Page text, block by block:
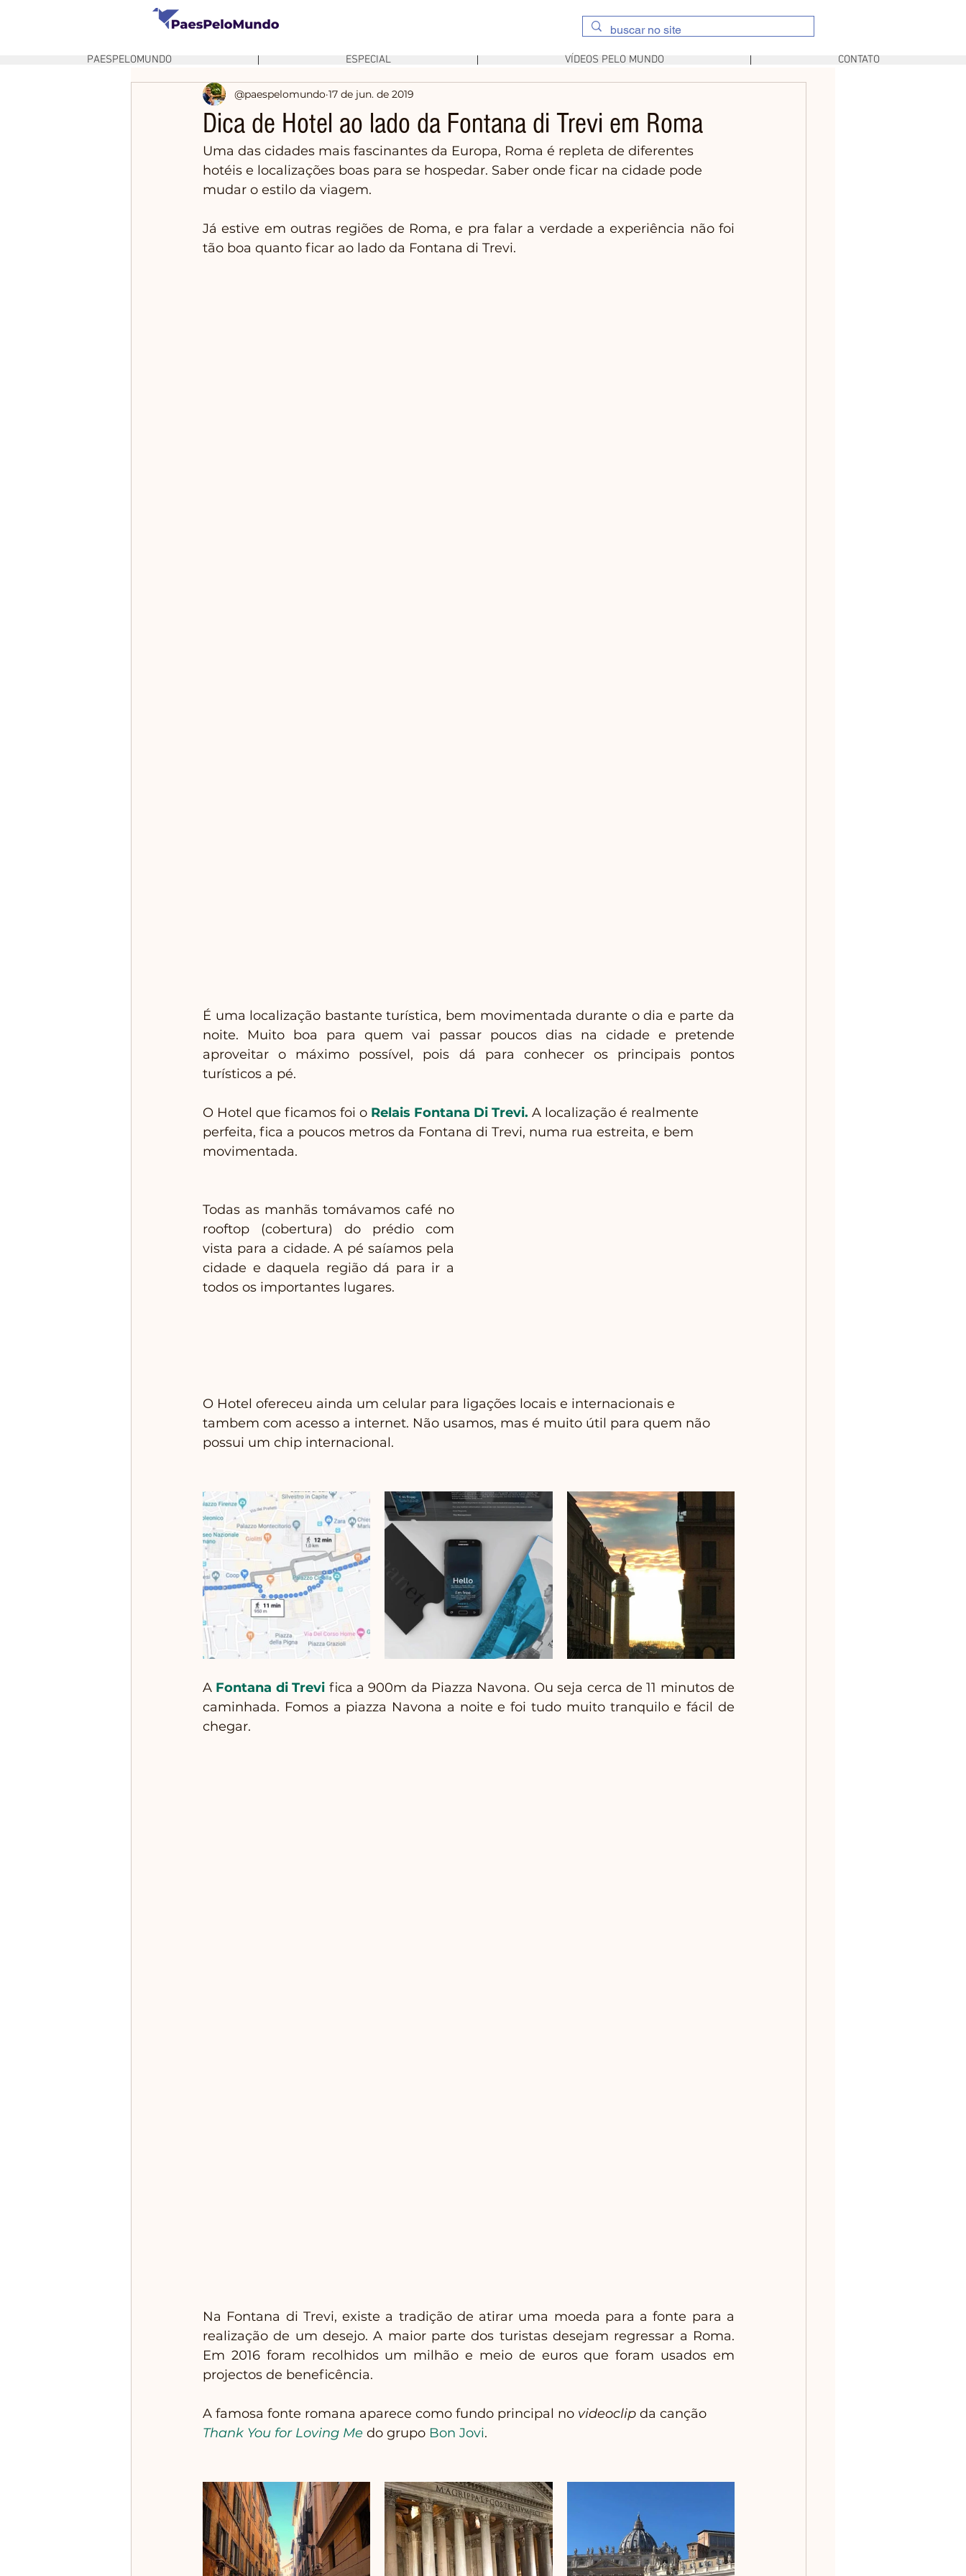
PAESPELOMUNDO ESPECIAL VÍDEOS PELO MUNDO CONTATO
Dica de Hotel ao lado da Fontana di Trevi em Roma
@paespelomundo 17 de jun. de 2019
Uma das cidades mais fascinantes da Europa, Roma é repleta de diferentes
hotéis e localizações boas para se hospedar. Saber onde ficar na cidade pode
mudar o estilo da viagem.
Já estive em outras regiões de Roma, e pra falar a verdade a experiência não foi
tão boa quanto ficar ao lado da Fontana di Trevi.
É uma localização bastante turística, bem movimentada durante o dia e parte da
noite. Muito boa para quem vai passar poucos dias na cidade e pretende
aproveitar o máximo possível, pois dá para conhecer os principais pontos
turísticos a pé.
O Hotel que ficamos foi o Relais Fontana Di Trevi. A localização é realmente
perfeita, fica a poucos metros da Fontana di Trevi, numa rua estreita, e bem
movimentada.
Todas as manhãs tomávamos café no
rooftop (cobertura) do prédio com
vista para a cidade. A pé saíamos pela
cidade e daquela região dá para ir a
todos os importantes lugares.
O Hotel ofereceu ainda um celular para ligações locais e internacionais e
tambem com acesso a internet. Não usamos, mas é muito útil para quem não
possui um chip internacional.
A Fontana di Trevi fica a 900m da Piazza Navona. Ou seja cerca de 11 minutos de
caminhada. Fomos a piazza Navona a noite e foi tudo muito tranquilo e fácil de
chegar.
Na Fontana di Trevi, existe a tradição de atirar uma moeda para a fonte para a
realização de um desejo. A maior parte dos turistas desejam regressar a Roma.
Em 2016 foram recolhidos um milhão e meio de euros que foram usados em
projectos de beneficência.
A famosa fonte romana aparece como fundo principal no videoclip da canção
Thank You for Loving Me do grupo Bon Jovi.